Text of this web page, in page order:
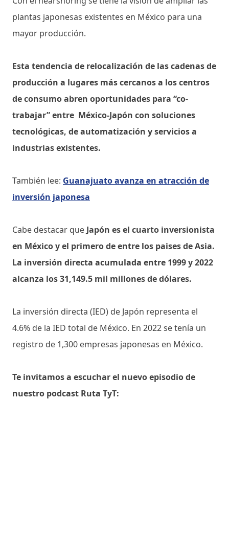
plantas japonesas existentes en México para una
mayor producción.
Esta tendencia de relocalización de las cadenas de
producción a lugares más cercanos a los centros
de consumo abren oportunidades para “co-
trabajar” entre México-Japón con soluciones
tecnológicas, de automatización y servicios a
industrias existentes.
También lee: Guanajuato avanza en atracción de
inversión japonesa
Cabe destacar que Japón es el cuarto inversionista
en México y el primero de entre los paises de Asia.
La inversión directa acumulada entre 1999 y 2022
alcanza los 31,149.5 mil millones de dólares.
La inversión directa (IED) de Japón representa el
4.6% de la IED total de México. En 2022 se tenía un
registro de 1,300 empresas japonesas en México.
Te invitamos a escuchar el nuevo episodio de
nuestro podcast Ruta TyT: